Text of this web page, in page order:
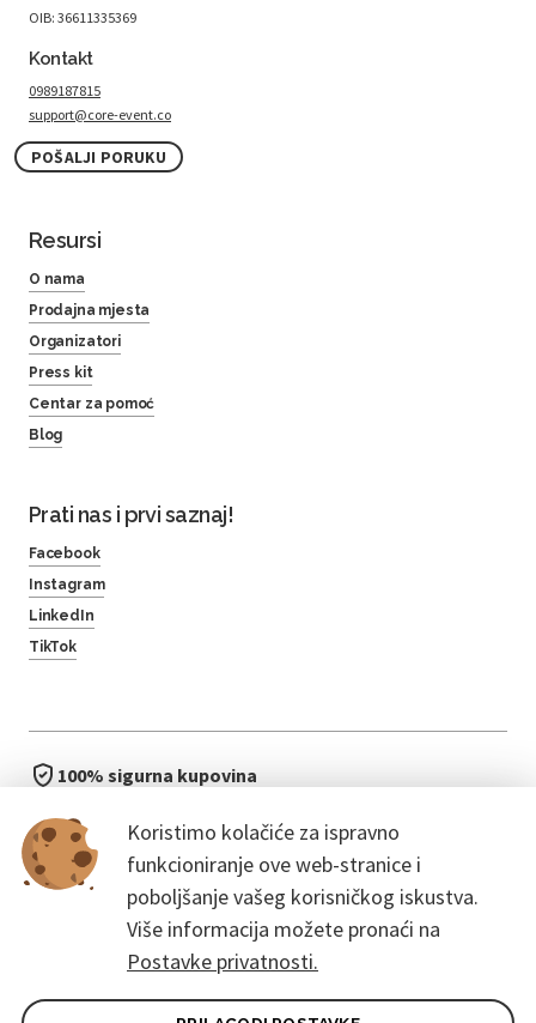
Koristimo kolačiće za ispravno
funkcioniranje ove web-stranice i
poboljšanje vašeg korisničkog iskustva.
Više informacija možete pronaći na
Postavke privatnosti.
OIB: 36611335369
Kontakt
0989187815
support@core-event.co
POŠALJI PORUKU
Resursi
O nama
Prodajna mjesta
Organizatori
Press kit
Centar za pomoć
Blog
Prati nas i prvi saznaj!
Facebook
Instagram
LinkedIn
TikTok
100% sigurna kupovina
bez čekanja u redu